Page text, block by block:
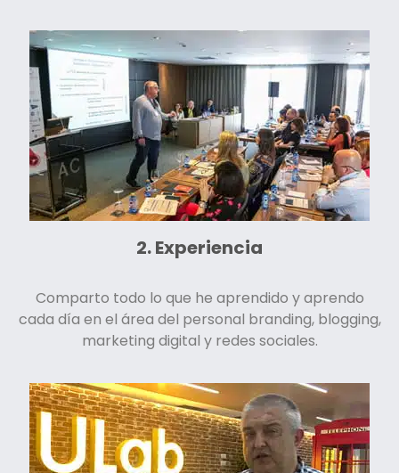
2. Experiencia
Comparto todo lo que he aprendido y aprendo
cada día en el área del personal branding, blogging,
marketing digital y redes sociales.